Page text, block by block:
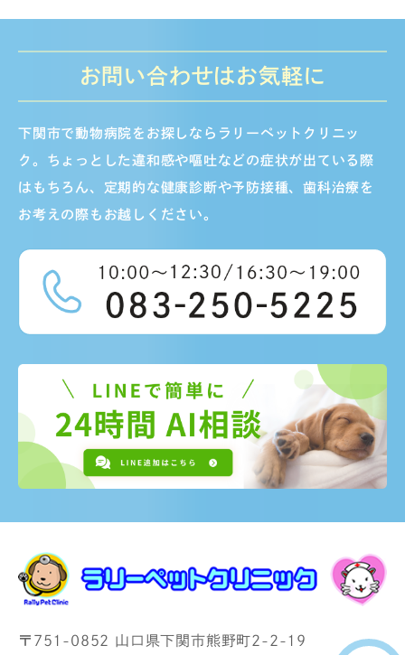
お問い合わせはお気軽に
下関市で動物病院をお探しならラリーペットクリニッ
ク。ちょっとした違和感や嘔吐などの症状が出ている際
はもちろん、定期的な健康診断や予防接種、歯科治療を
お考えの際もお越しください。
〒751-0852 山口県下関市熊野町2-2-19